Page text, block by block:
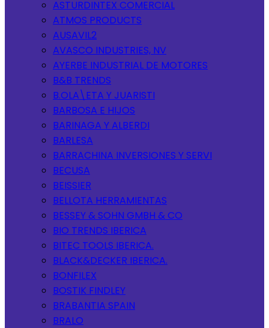
ASTURDINTEX COMERCIAL
ATMOS PRODUCTS
AUSAVIL2
AVASCO INDUSTRIES, NV
AYERBE INDUSTRIAL DE MOTORES
B&B TRENDS
B.OLA\ETA Y JUARISTI
BARBOSA E HIJOS
BARINAGA Y ALBERDI
BARLESA
BARRACHINA INVERSIONES Y SERVI
BECUSA
BEISSIER
BELLOTA HERRAMIENTAS
BESSEY & SOHN GMBH & CO
BIO TRENDS IBERICA
BITEC TOOLS IBERICA.
BLACK&DECKER IBERICA.
BONFILEX
BOSTIK FINDLEY
BRABANTIA SPAIN
BRALO